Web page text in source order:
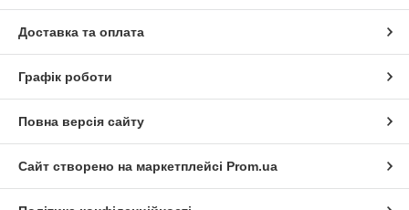
Доставка та оплата
Графік роботи
Повна версія сайту
Сайт створено на маркетплейсі Prom.ua